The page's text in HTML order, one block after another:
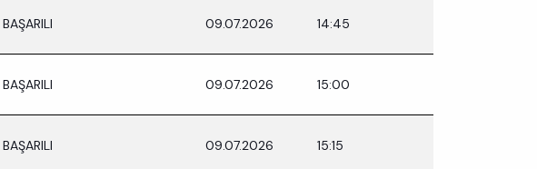
BAŞARILI 09.07.2026 14:45
BAŞARILI 09.07.2026 15:00
BAŞARILI 09.07.2026 15:15